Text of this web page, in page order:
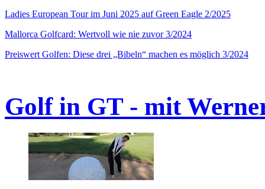
Ladies European Tour im Juni 2025 auf Green Eagle 2/2025
Mallorca Golfcard: Wertvoll wie nie zuvor 3/2024
Preiswert Golfen: Diese drei „Bibeln“ machen es möglich 3/2024
Golf in GT - mit